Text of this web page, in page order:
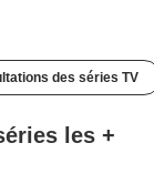
des séries TV
les +